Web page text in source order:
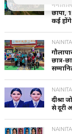
छापा,
कई
छात्र-
दीश्रा
से दूरी